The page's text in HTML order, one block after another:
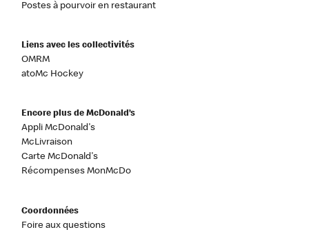
Postes à pourvoir en restaurant
Liens avec les collectivités
OMRM
atoMc Hockey
Encore plus de McDonald’s
Appli McDonald's
McLivraison
Carte McDonald's
Récompenses MonMcDo
Coordonnées
Foire aux questions